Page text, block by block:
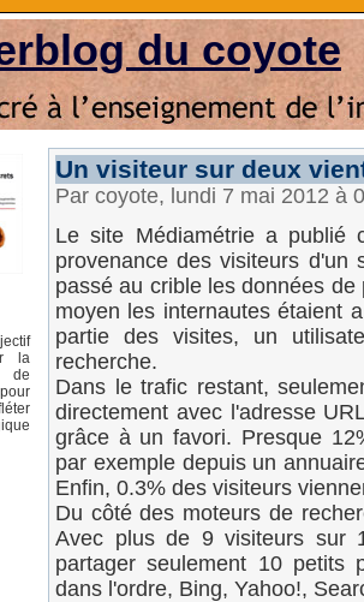
du coyote
la
de
Un visiteur sur deux
Par coyote, lundi 7 mai 2012 à
Le site Médiamétrie a publié
provenance des visiteurs d'un
passé au crible les données
moyen les internautes étaient
partie des visites, un
recherche.
Dans le trafic restant,
directement avec l'adresse
grâce à un favori. Presque
par exemple depuis un
Enfin, 0.3% des visiteurs
Du côté des moteurs de
Avec plus de 9 visiteurs sur
partager seulement 10 petits
dans l'ordre, Bing, Yahoo!,